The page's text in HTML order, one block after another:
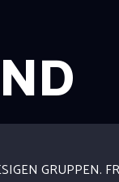
GRUPPEN.